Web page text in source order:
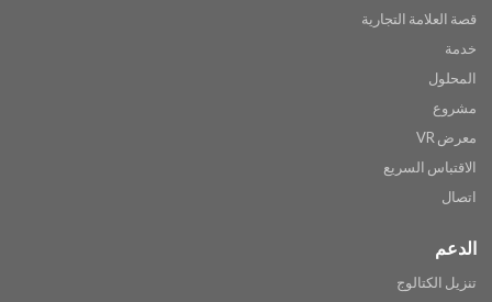
قصة العلامة التجارية
خدمة
المحلول
مشروع
معرض VR
الاقتباس السريع
اتصال
الدعم
تنزيل الكتالوج